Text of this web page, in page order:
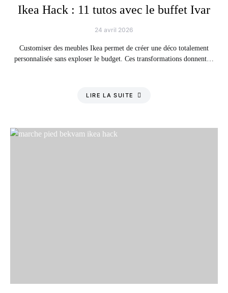
Ikea Hack : 11 tutos avec le buffet Ivar
24 avril 2026
Customiser des meubles Ikea permet de créer une déco totalement
personnalisée sans exploser le budget. Ces transformations donnent…
LIRE LA SUITE